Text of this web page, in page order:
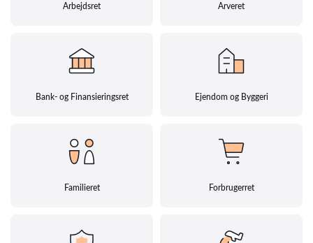
Arbejdsret Arveret
Bank- og Finansieringsret Ejendom og Byggeri
Familieret Forbrugerret